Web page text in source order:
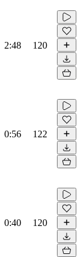
2:48 120
0:56 122
0:40 120